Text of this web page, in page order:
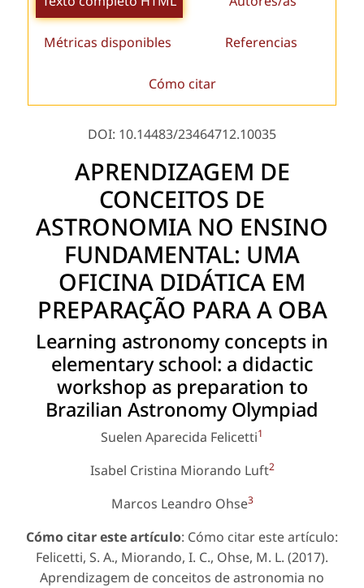
Métricas disponibles Referencias
Cómo citar
DOI: 10.14483/23464712.10035
APRENDIZAGEM DE
CONCEITOS DE
ASTRONOMIA NO ENSINO
FUNDAMENTAL: UMA
OFICINA DIDÁTICA EM
PREPARAÇÃO PARA A OBA
Learning astronomy concepts in
elementary school: a didactic
workshop as preparation to
Brazilian Astronomy Olympiad
Suelen Aparecida Felicetti1
Isabel Cristina Miorando Luft2
Marcos Leandro Ohse3
Cómo citar este artículo: Cómo citar este artículo:
Felicetti, S. A., Miorando, I. C., Ohse, M. L. (2017).
Aprendizagem de conceitos de astronomia no